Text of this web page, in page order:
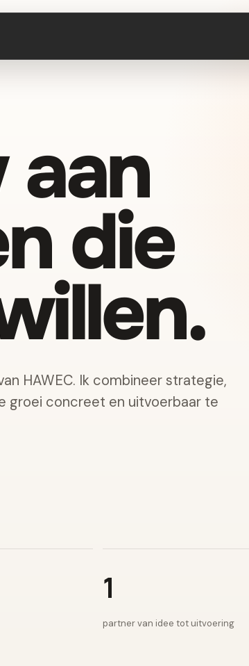
die
HAWEC. Ik combineer strategie,
groei concreet en uitvoerbaar te
1
partner van idee tot uitvoering